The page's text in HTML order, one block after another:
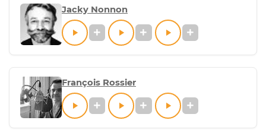
Jacky Nonnon
François Rossier